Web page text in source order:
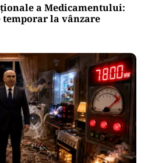
a Medicamentului:
temporar la vânzare